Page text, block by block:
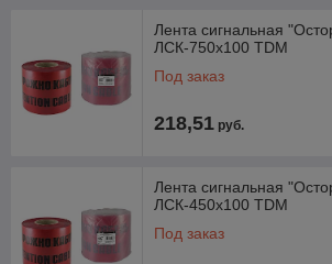
• С-сигнальная
• К - кабельная - для обозначения мест
• 250-ширина ленты, мм
• 100-длина ленты, м
Лента сигнальная
ЛСК-750х100 TDM
Под заказ
218,51 руб.
Лента сигнальная
ЛСК-450х100 TDM
Под заказ